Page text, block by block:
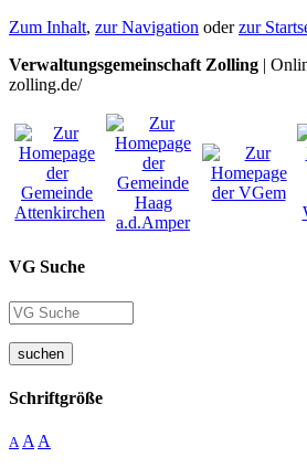
Zum Inhalt, zur Navigation oderzur
Verwaltungsgemeinschaft Zolling |
zolling.de/
VG Suche
suchen
Schriftgröße
A A A